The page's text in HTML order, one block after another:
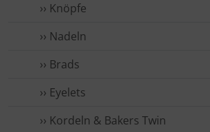
›› Knöpfe
›› Nadeln
›› Brads
›› Eyelets
›› Kordeln & Bakers Twin